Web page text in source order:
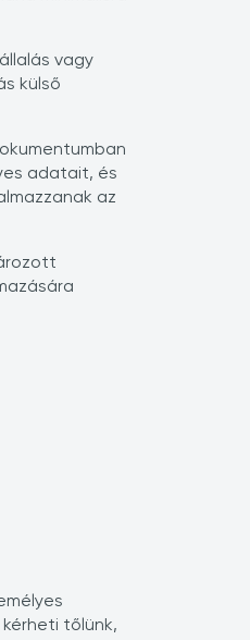
vagy
külső
adatait, és
az
tőlünk,